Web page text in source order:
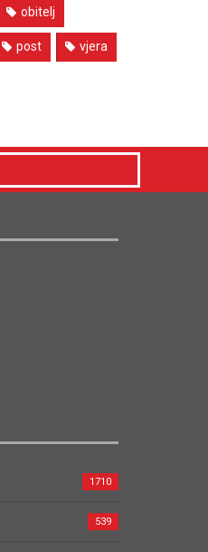
obitelj
post vjera
1710
539